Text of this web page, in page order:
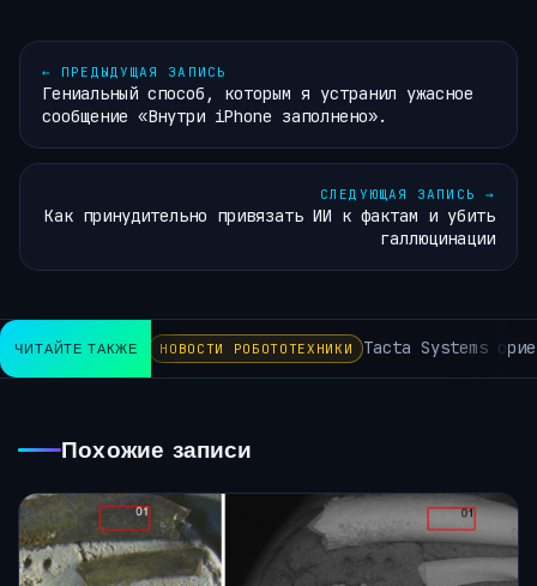
← ПРЕДЫДУЩАЯ ЗАПИСЬ
Гениальный способ, которым я устранил ужасное
сообщение «Внутри iPhone заполнено».
СЛЕДУЮЩАЯ ЗАПИСЬ →
Как принудительно привязать ИИ к фактам и убить
галлюцинации
ЧИТАЙТЕ ТАКЖЕ НОВОСТИ РОБОТОТЕХНИКИ Tacta Systems
Похожие записи